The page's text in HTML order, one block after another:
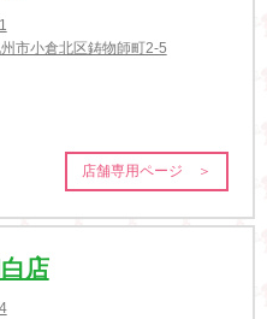
市小倉北区鋳物師町2-5
店舗専用ページ ＞
店